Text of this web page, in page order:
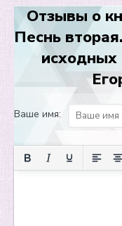
Отзывы о
Песнь
исходных
Ваше имя: